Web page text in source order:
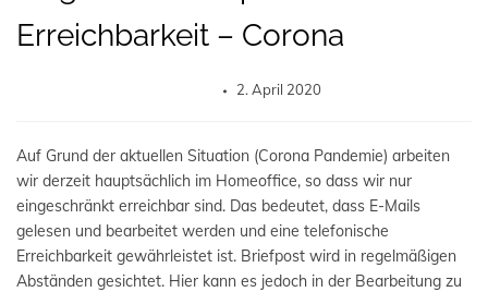
Erreichbarkeit – Corona
2. April 2020
Auf Grund der aktuellen Situation (Corona Pandemie) arbeiten
wir derzeit hauptsächlich im Homeoffice, so dass wir nur
eingeschränkt erreichbar sind. Das bedeutet, dass E-Mails
gelesen und bearbeitet werden und eine telefonische
Erreichbarkeit gewährleistet ist. Briefpost wird in regelmäßigen
Abständen gesichtet. Hier kann es jedoch in der Bearbeitung zu